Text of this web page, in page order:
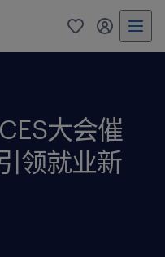
0 my
大会催
领就业新